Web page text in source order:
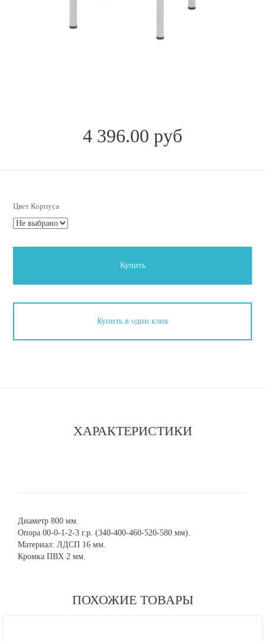
4 396.00 руб
Цвет Корпуса
Купить
Купить в один клик
ХАРАКТЕРИСТИКИ
Диаметр 800 мм.
Опора 00-0-1-2-3 г.р. (340-400-460-520-580 мм).
Материал: ЛДСП 16 мм.
Кромка ПВХ 2 мм.
ПОХОЖИЕ ТОВАРЫ